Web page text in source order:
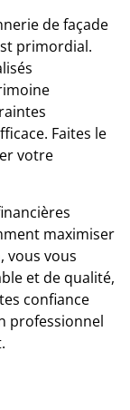
de façade
primordial.
Faites le
votre
maximiser
vous vous
et de qualité,
confiance
professionnel